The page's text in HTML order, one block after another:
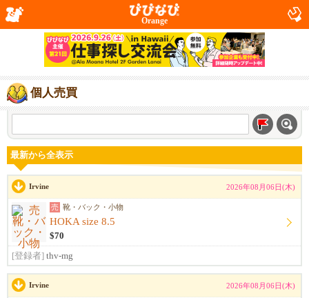
Orange
個人売買
最新から全表示
Irvine 2026年08月06日(木)
売 靴・バック・小物
HOKA size 8.5
$70
[登録者] thv-mg
Irvine 2026年08月06日(木)